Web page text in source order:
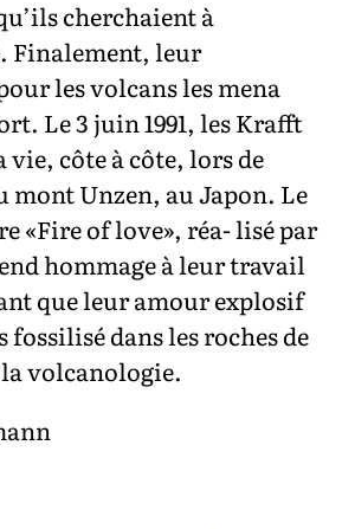
cherchaient à
Finalement, leur
les volcans les mena
Le 3 juin 1991, les Krafft
côte à côte, lors de
mont Unzen, au Japon. Le
«Fire of love», réa- lisé par
hommage à leur travail
que leur amour explosif
fossilisé dans les roches de
volcanologie.